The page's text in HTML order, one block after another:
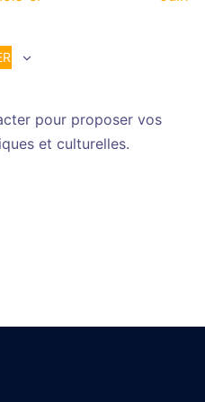
pour proposer vos
et culturelles.